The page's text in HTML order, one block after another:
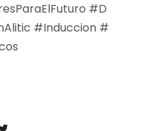
#D
#Induccion #